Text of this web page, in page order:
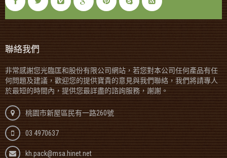
聯絡我們
非常感謝您光臨匡和股份有限公司網站，若您對本公司任何產品有任
何問題及建議，歡迎您的提供寶貴的意見與我們聯絡，我們將請專人
於最短的時間內，提供您最詳盡的諮詢服務，謝謝。
桃園市新屋區民有一路260號
03 4970637
kh.pack@msa.hinet.net